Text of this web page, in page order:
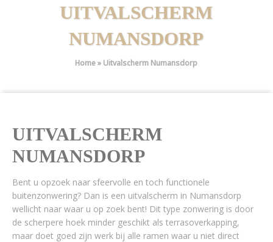
UITVALSCHERM
NUMANSDORP
Home» Uitvalscherm Numansdorp
UITVALSCHERM
NUMANSDORP
Bent u opzoek naar sfeervolle en toch functionele
buitenzonwering? Dan is een uitvalscherm in Numansdorp
wellicht naar waar u op zoek bent! Dit type zonwering is door
de scherpere hoek minder geschikt als terrasoverkapping,
maar doet goed zijn werk bij alle ramen waar u niet direct